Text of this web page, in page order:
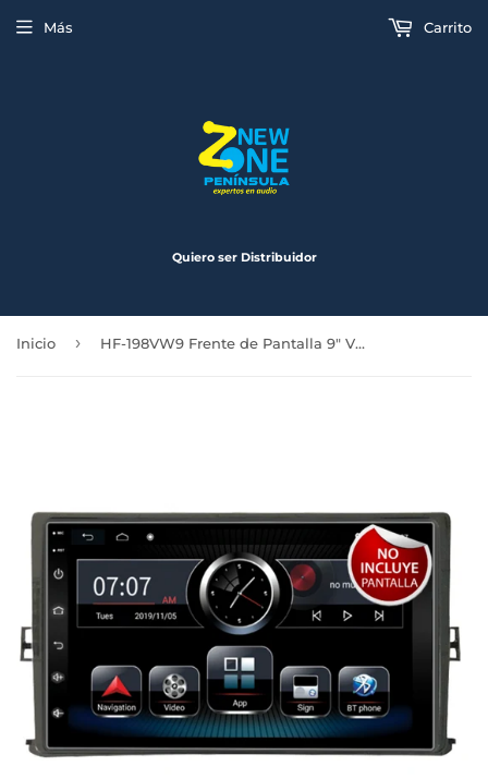
Quiero ser Distribuidor
Más Carrito
Inicio › HF-198VW9 Frente de Pantalla 9" VW Jetta Virtus T-cross 2019 a 2020